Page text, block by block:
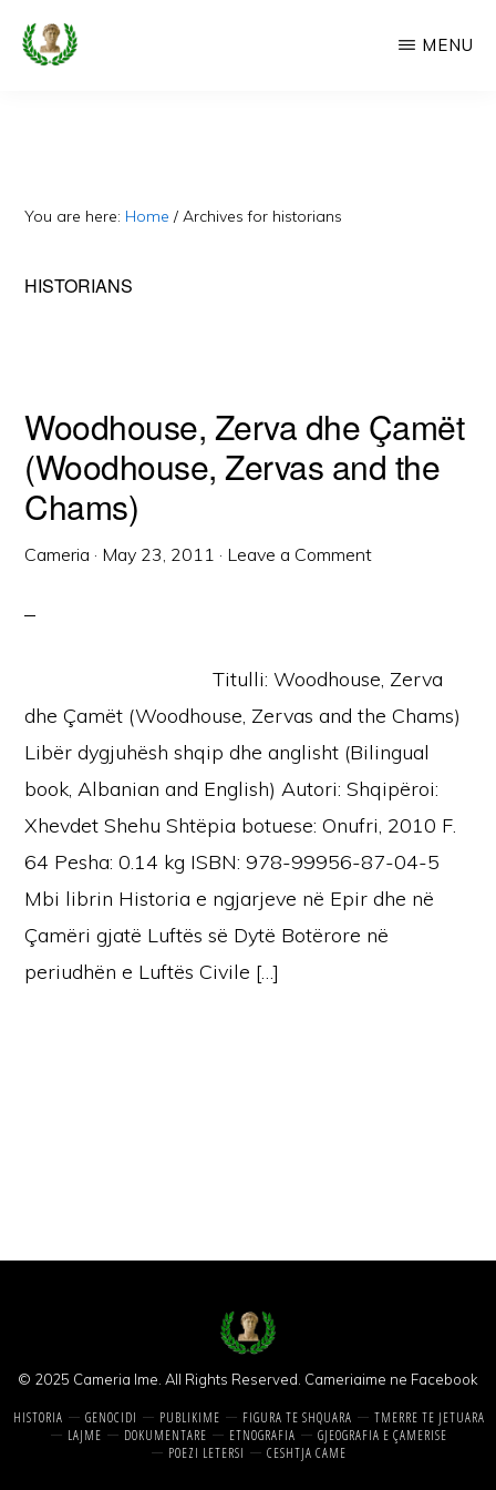
Skip
Faqe
Dedikuar
MENU
You are here: Home / Archives for historians
HISTORIANS
Woodhouse, Zerva dhe Çamët
(Woodhouse, Zervas and the
Chams)
Cameria · May 23, 2011 · Leave a Comment
Titulli: Woodhouse, Zerva
dhe Çamët (Woodhouse, Zervas and the Chams)
Libër dygjuhësh shqip dhe anglisht (Bilingual
book, Albanian and English) Autori: Shqipëroi:
Xhevdet Shehu Shtëpia botuese: Onufri, 2010 F.
64 Pesha: 0.14 kg ISBN: 978-99956-87-04-5
Mbi librin Historia e ngjarjeve në Epir dhe në
Çamëri gjatë Luftës së Dytë Botërore në
periudhën e Luftës Civile […]
© 2025 Cameria Ime. All Rights Reserved. Cameriaime ne Facebook
HISTORIA GENOCIDI PUBLIKIME FIGURA TE SHQUARA
TMERRE TE JETUARA
LAJME
DOKUMENTARE ETNOGRAFIA
GJEOGRAFIA E ÇAMERISE
POEZI LETERSI
CESHTJA CAME